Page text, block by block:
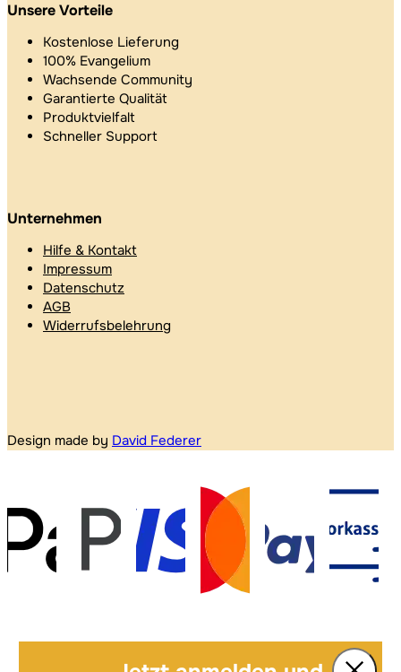
Unsere Vorteile
Kostenlose Lieferung
100% Evangelium
Wachsende Community
Garantierte Qualität
Produktvielfalt
Schneller Support
Unternehmen
Hilfe & Kontakt
Impressum
Datenschutz
AGB
Widerrufsbelehrung
Design made by David Federer